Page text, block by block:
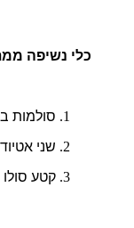
כלי נשיפה
סולמות ב-3
שני
קטע סולו